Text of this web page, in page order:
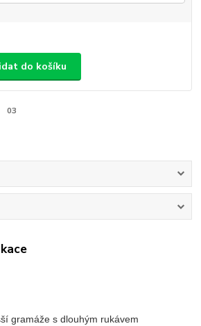
do košíku
03
gramáže s dlouhým rukávem